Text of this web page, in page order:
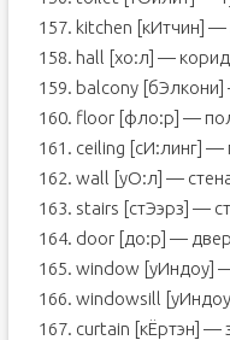
157. kitchen [кИтчин] —
158. hall [хо:л] —
159. balcony
160. floor [фло:р] —
161. ceiling [сИ:линг] —
162. wall [уО:л] —
163. stairs [стЭэрз] —
164. door [до:р] —
165. window [уИндоу]
166. windowsill
167. curtain [кЁртэн] —